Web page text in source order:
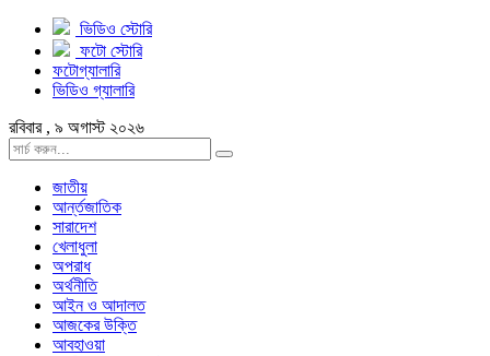
ভিডিও স্টোরি
ফটো স্টোরি
ফটোগ্যালারি
ভিডিও গ্যালারি
রবিবার , ৯ অগাস্ট ২০২৬
জাতীয়
আর্ন্তজাতিক
সারাদেশ
খেলাধুলা
অপরাধ
অর্থনীতি
আইন ও আদালত
আজকের উক্তি
আবহাওয়া